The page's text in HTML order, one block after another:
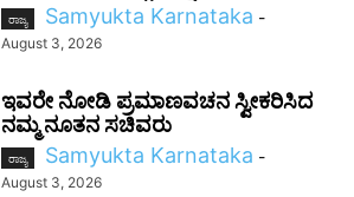
ರಾಜ್ಯ Samyukta Karnataka -
August 3, 2026
ಇವರೇ ನೋಡಿ ಪ್ರಮಾಣವಚನ ಸ್ವೀಕರಿಸಿದ
ನಮ್ಮ ನೂತನ ಸಚಿವರು
ರಾಜ್ಯ Samyukta Karnataka -
August 3, 2026